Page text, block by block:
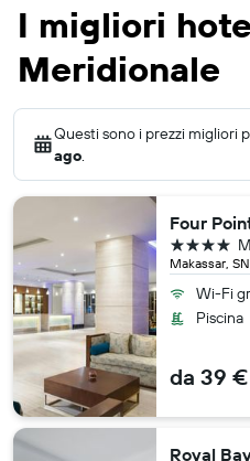
I migliori
Meridionale
Questi sono i prezzi migliori
ago.
Four
Makassar,
4 stelle
Wi-Fi
Piscina
da 39 €
Royal